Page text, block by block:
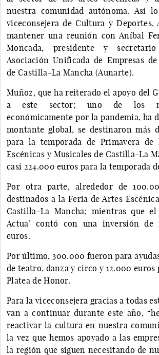
nuestra comunidad autónoma. Así
viceconsejera de Cultura y Deportes,
mantener una reunión con Aníbal
Moncada, presidente y
Asociación Unificada de Empresas
de Castilla-La Mancha (Aunarte).
Muñoz, que ha reiterado el apoyo del
a este sector; uno de los
económicamente por la pandemia, ha
montante global, se destinaron más
para la temporada de Primavera de
Escénicas y Musicales de Castilla-La
casi 224.000 euros para la temporada
Por otra parte, alrededor de
destinados a la Feria de Artes
Castilla-La Mancha; mientras que el
Actua’ contó con una inversión de
euros.
Por último, 300.000 fueron para
de teatro, danza y circo y 12.000 euros
Platea de Honor.
Para la viceconsejera gracias a todas
van a continuar durante este año,
reactivar la cultura en nuestra
la vez que hemos apoyado a las
la región que siguen necesitando de